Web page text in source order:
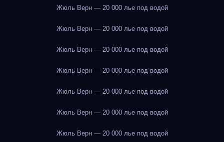
Жюль Верн — 20 000 лье под водой
Жюль Верн — 20 000 лье под водой
Жюль Верн — 20 000 лье под водой
Жюль Верн — 20 000 лье под водой
Жюль Верн — 20 000 лье под водой
Жюль Верн — 20 000 лье под водой
Жюль Верн — 20 000 лье под водой